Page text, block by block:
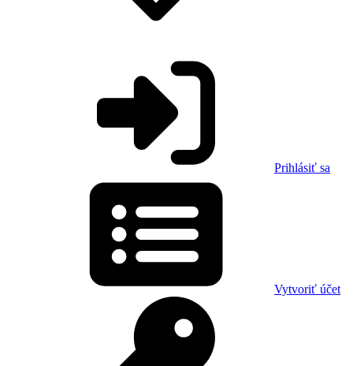
Prihlásiť sa
Vytvoriť účet